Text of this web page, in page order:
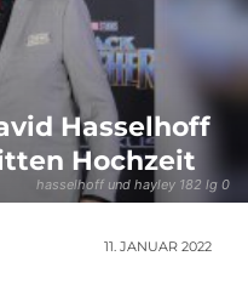
hasselhoff und hayley 182 lg 0
Hasselhoff
Hochzeit
11. JANUAR 2022